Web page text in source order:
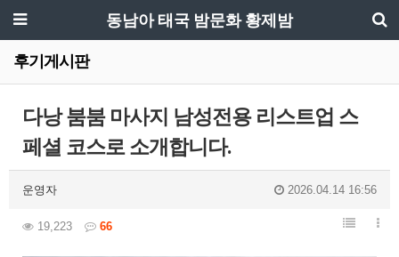
동남아 태국 밤문화 황제밤
후기게시판
다낭 붐붐 마사지 남성전용 리스트업 스
페셜 코스로 소개합니다.
운영자 2026.04.14 16:56
19,223 66